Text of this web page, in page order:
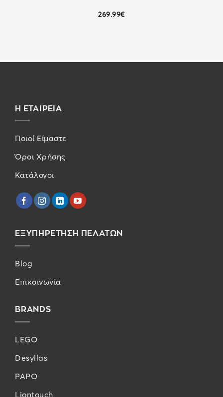
269.99€
Η ΕΤΑΙΡΕΙΑ
Ποιοί Είμαστε
Όροι Χρήσης
Κατάλογοι
ΕΞΥΠΗΡΕΤΗΣΗ ΠΕΛΑΤΩΝ
Blog
Επικοινωνία
BRANDS
LEGO
Desyllas
PAPO
Liontouch